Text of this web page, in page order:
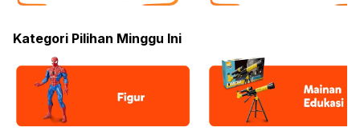
Kategori Pilihan Minggu Ini